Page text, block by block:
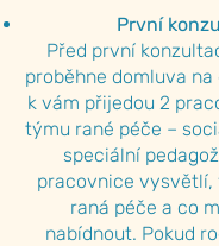
První
Před první
proběhne domluva
k vám přijedou 2
týmu rané péče –
speciální
pracovnice vysvětlí,
raná péče a co
nabídnout. Pokud